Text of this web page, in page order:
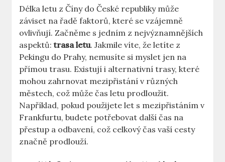
Délka letu z Číny‌ do České republiky⁢ může
záviset na řadě faktorů, které‍ se vzájemně
ovlivňují. Začněme⁢ s⁣ jedním z nejvýznamnějších
aspektů:trasa letu. Jakmile víte, že letíte z
Pekingu do Prahy, nemusíte si myslet ⁤jen na‍
přímou trasu. Existují‌ i alternativní trasy, které
mohou zahrnovat mezipřistání v různých
městech, což může čas ​letu prodloužit.
Například, pokud použijete let s mezipřistáním v
Frankfurtu, ​budete potřebovat další čas na‌
přestup a ‍odbavení, ⁢což celkový čas vaší cesty
značně prodlouží.